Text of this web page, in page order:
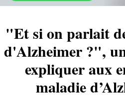
"Et si on parlait
d'Alzheimer ?",
expliquer aux
maladie